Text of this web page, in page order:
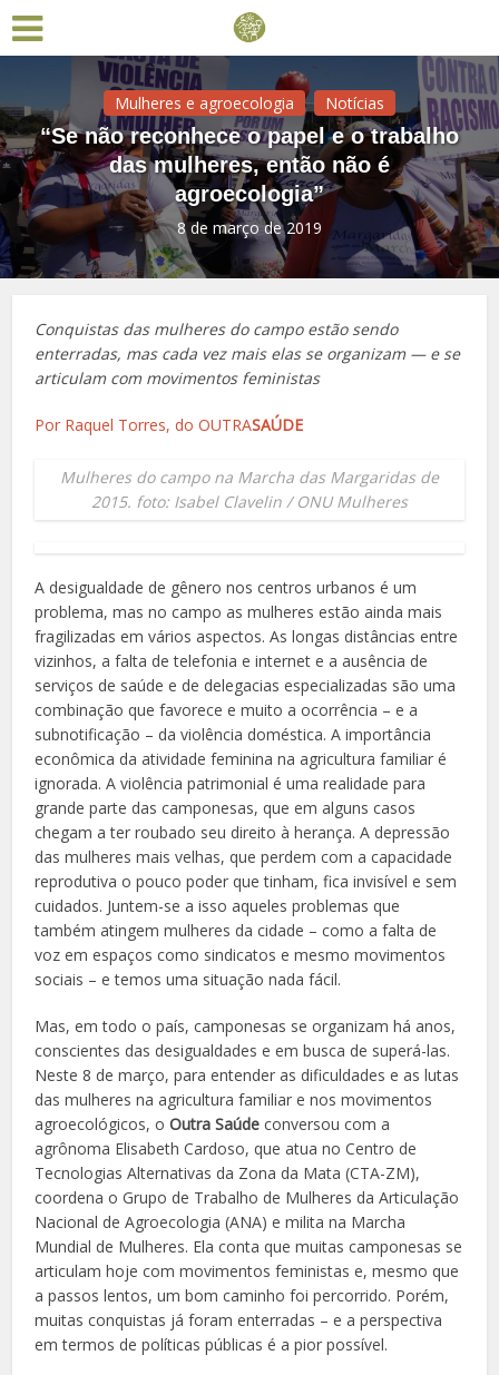
Mulheres e agroecologia Notícias
“Se não reconhece o papel e o trabalho
das mulheres, então não é
agroecologia”
8 de março de 2019
Conquistas das mulheres do campo estão sendo
enterradas, mas cada vez mais elas se organizam — e se
articulam com movimentos feministas
Por Raquel Torres, do OUTRASAÚDE
Mulheres do campo na Marcha das Margaridas de
2015. foto: Isabel Clavelin / ONU Mulheres
A desigualdade de gênero nos centros urbanos é um
problema, mas no campo as mulheres estão ainda mais
fragilizadas em vários aspectos. As longas distâncias entre
vizinhos, a falta de telefonia e internet e a ausência de
serviços de saúde e de delegacias especializadas são uma
combinação que favorece e muito a ocorrência – e a
subnotificação – da violência doméstica. A importância
econômica da atividade feminina na agricultura familiar é
ignorada. A violência patrimonial é uma realidade para
grande parte das camponesas, que em alguns casos
chegam a ter roubado seu direito à herança. A depressão
das mulheres mais velhas, que perdem com a capacidade
reprodutiva o pouco poder que tinham, fica invisível e sem
cuidados. Juntem-se a isso aqueles problemas que
também atingem mulheres da cidade – como a falta de
voz em espaços como sindicatos e mesmo movimentos
sociais – e temos uma situação nada fácil.
Mas, em todo o país, camponesas se organizam há anos,
conscientes das desigualdades e em busca de superá-las.
Neste 8 de março, para entender as dificuldades e as lutas
das mulheres na agricultura familiar e nos movimentos
agroecológicos, oOutra Saúde conversou com a
agrônoma Elisabeth Cardoso, que atua no Centro de
Tecnologias Alternativas da Zona da Mata (CTA-ZM),
coordena o Grupo de Trabalho de Mulheres da Articulação
Nacional de Agroecologia (ANA) e milita na Marcha
Mundial de Mulheres. Ela conta que muitas camponesas se
articulam hoje com movimentos feministas e, mesmo que
a passos lentos, um bom caminho foi percorrido. Porém,
muitas conquistas já foram enterradas – e a perspectiva
em termos de políticas públicas é a pior possível.